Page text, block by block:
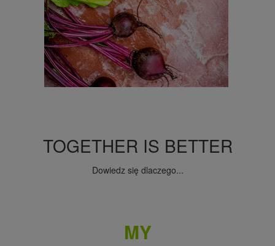
TOGETHER IS BETTER
Dowiedz się dlaczego...
MY